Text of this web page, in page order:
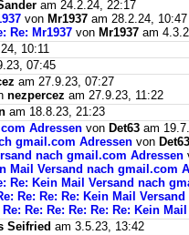
am 24.2.24, 22:17
von Mr1937 am 28.2.24, 10:47
Re: Mr1937 von Mr1937 am
10:11
07:45
am 27.9.23, 07:27
nezpercez am 27.9.23, 11:22
am 18.8.23, 21:23
Adressen von Det63 am
gmail.com Adressen von Det63
nach gmail.com Adressen
Mail Versand nach gmail.com
Re: Kein Mail Versand nach
Re: Re: Re: Kein Mail
Re: Re: Re: Re: Re: Re: Kein
Seifried am 3.5.23, 13:42